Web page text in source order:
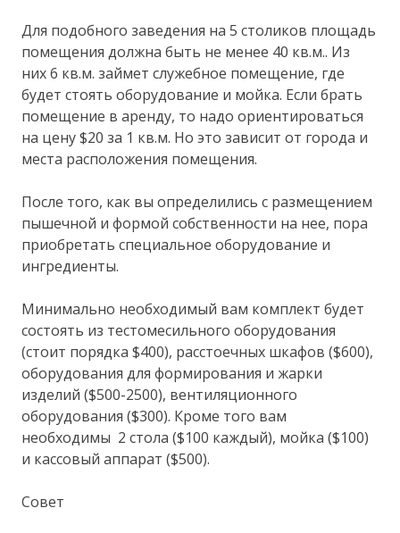
Для подобного заведения на 5 столиков площадь
помещения должна быть не менее 40 кв.м.. Из
них 6 кв.м. займет служебное помещение, где
будет стоять оборудование и мойка. Если брать
помещение в аренду, то надо ориентироваться
на цену $20 за 1 кв.м. Но это зависит от города и
места расположения помещения.
После того, как вы определились с размещением
пышечной и формой собственности на нее, пора
приобретать специальное оборудование и
ингредиенты.
Минимально необходимый вам комплект будет
состоять из тестомесильного оборудования
(стоит порядка $400), расстоечных шкафов ($600),
оборудования для формирования и жарки
изделий ($500-2500), вентиляционного
оборудования ($300). Кроме того вам
необходимы 2 стола ($100 каждый), мойка ($100)
и кассовый аппарат ($500).
Совет